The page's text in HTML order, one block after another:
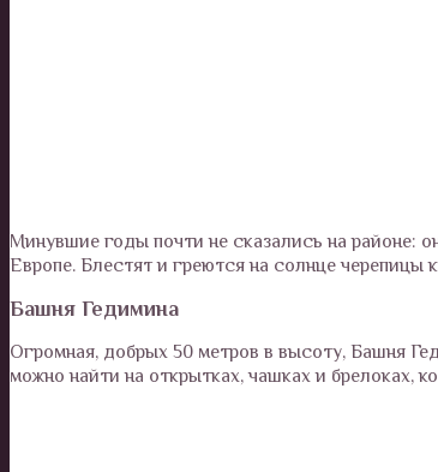
Минувшие годы почти не сказались на районе:
Европе. Блестят и греются на солнце
Башня Гедимина
Огромная, добрых 50 метров в высоту, Башня
можно найти на открытках, чашках и брелоках,